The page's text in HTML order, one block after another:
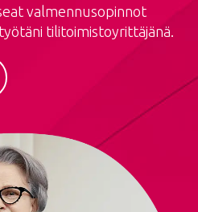
valmennusopinnot
tilitoimistoyrittäjänä.